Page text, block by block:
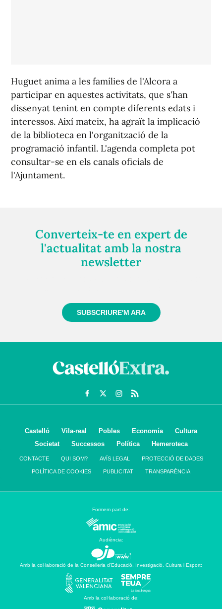
Huguet anima a les famílies de l'Alcora a
participar en aquestes activitats, que s'han
dissenyat tenint en compte diferents edats i
interessos. Així mateix, ha agraït la implicació
de la biblioteca en l'organització de la
programació infantil. L'agenda completa pot
consultar-se en els canals oficials de
l'Ajuntament.
Converteix-te en expert de
l'actualitat amb la nostra
newsletter
SUBSCRIURE'M ARA
Castelló Vila-real Pobles Economía
Cultura
Societat
Successos Política Hemeroteca
CONTACTE QUI SOM? AVÍS LEGAL PROTECCIÓ DE DADES
POLÍTICA DE COOKIES PUBLICITAT TRANSPARÈNCIA
Formem part de:
Audiència:
Amb la col·laboració de la Conselleria d’Educació, Investigació, Cultura i Esport:
Amb la col·laboració de: